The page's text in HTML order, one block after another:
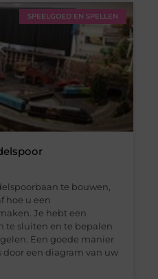
SPEELGOED EN SPELLEN
te bouwen,
hoe u een
Je hebt een
te sluiten en te bepalen
Een goede manier
een diagram van uw